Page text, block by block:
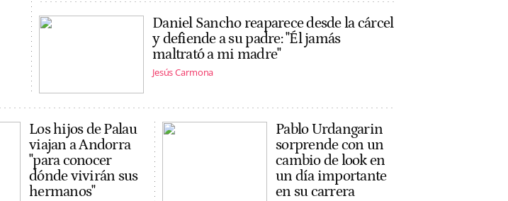
Daniel Sancho reaparece desde la cárcel
y defiende a su padre: "Él jamás
maltrató a mi madre"
Jesús Carmona
Los hijos de Palau
viajan a Andorra
"para conocer
dónde vivirán sus
hermanos"
Pablo Urdangarin
sorprende con un
cambio de look en
un día importante
en su carrera